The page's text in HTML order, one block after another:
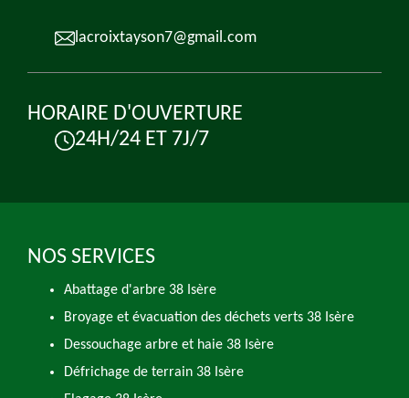
lacroixtayson7@gmail.com
HORAIRE D'OUVERTURE
24H/24 ET 7J/7
NOS SERVICES
Abattage d'arbre 38 Isère
Broyage et évacuation des déchets verts 38 Isère
Dessouchage arbre et haie 38 Isère
Défrichage de terrain 38 Isère